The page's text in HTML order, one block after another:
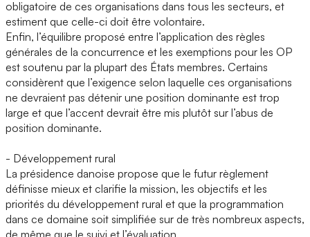
obligatoire de ces organisations dans tous les secteurs, et
estiment que celle-ci doit être volontaire.
Enfin, l’équilibre proposé entre l’application des règles
générales de la concurrence et les exemptions pour les OP
est soutenu par la plupart des États membres. Certains
considèrent que l’exigence selon laquelle ces organisations
ne devraient pas détenir une position dominante est trop
large et que l’accent devrait être mis plutôt sur l’abus de
position dominante.
- Développement rural
La présidence danoise propose que le futur règlement
définisse mieux et clarifie la mission, les objectifs et les
priorités du développement rural et que la programmation
dans ce domaine soit simplifiée sur de très nombreux aspects,